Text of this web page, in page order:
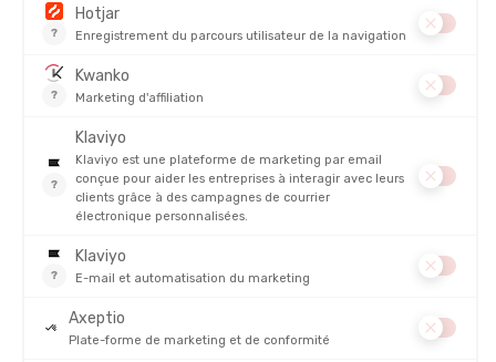
WILDFIRE NXT KNIT HOMME
EN STOCK - EXPÉDIÉ EN 24/48H
122,90 €
RESPONSIVE FEMME
EN STOCK - EXPÉDIÉ EN 24/48H
-30%
140,00 €
PROMO